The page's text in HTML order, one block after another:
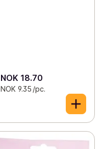
NOK 18.70
NOK 9.35 /pc.